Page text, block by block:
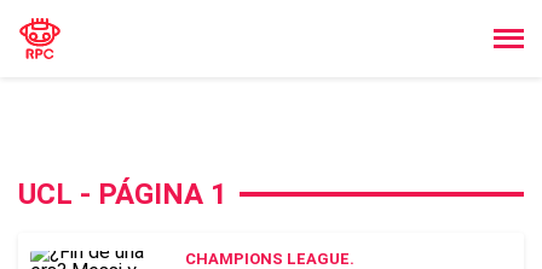
UCL - PÁGINA 1
CHAMPIONS LEAGUE.